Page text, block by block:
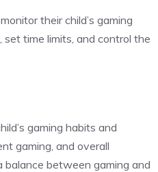
their child’s gaming
time limits, and control the
gaming habits and
gaming, and overall
balance between gaming and